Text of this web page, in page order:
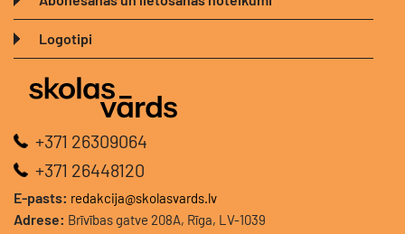
Logotipi
+371 26309064
+371 26448120
E-pasts: redakcija@skolasvards.lv
Adrese: Brīvības gatve 208A, Rīga, LV-1039